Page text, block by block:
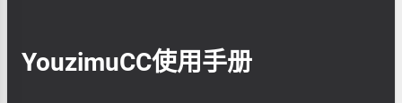
YouzimuCC使用手册